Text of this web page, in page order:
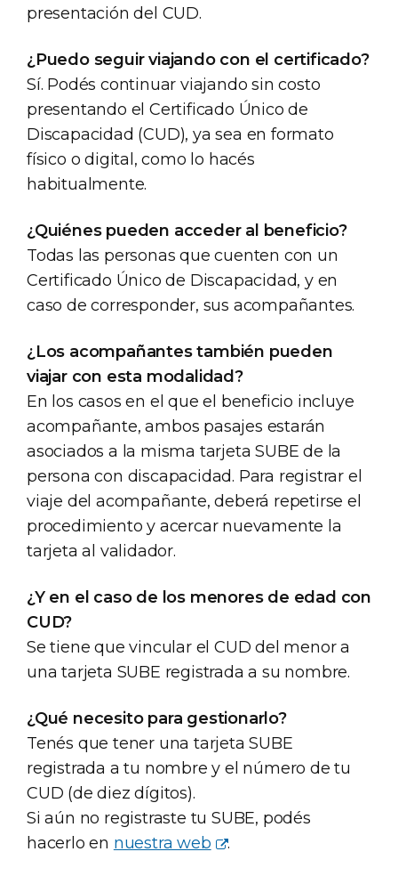
presentación del CUD.
¿Puedo seguir viajando con el certificado?
Sí. Podés continuar viajando sin costo
presentando el Certificado Único de
Discapacidad (CUD), ya sea en formato
físico o digital, como lo hacés
habitualmente.
¿Quiénes pueden acceder al beneficio?
Todas las personas que cuenten con un
Certificado Único de Discapacidad, y en
caso de corresponder, sus acompañantes.
¿Los acompañantes también pueden
viajar con esta modalidad?
En los casos en el que el beneficio incluye
acompañante, ambos pasajes estarán
asociados a la misma tarjeta SUBE de la
persona con discapacidad. Para registrar el
viaje del acompañante, deberá repetirse el
procedimiento y acercar nuevamente la
tarjeta al validador.
¿Y en el caso de los menores de edad con
CUD?
Se tiene que vincular el CUD del menor a
una tarjeta SUBE registrada a su nombre.
¿Qué necesito para gestionarlo?
Tenés que tener una tarjeta SUBE
registrada a tu nombre y el número de tu
CUD (de diez dígitos).
Si aún no registraste tu SUBE, podés
hacerlo en nuestra web .